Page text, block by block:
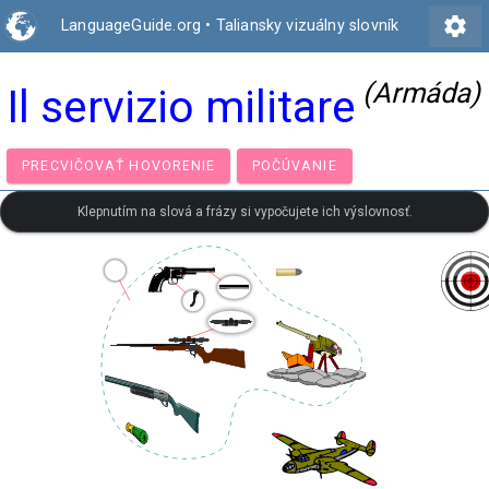
LanguageGuide.org • Taliansky vizuálny slovník settings
Il servizio militare (Armáda)
PRECVIČOVAŤ HOVORENIE POČÚVANIE
Klepnutím na slová a frázy si vypočujete ich výslovnosť.